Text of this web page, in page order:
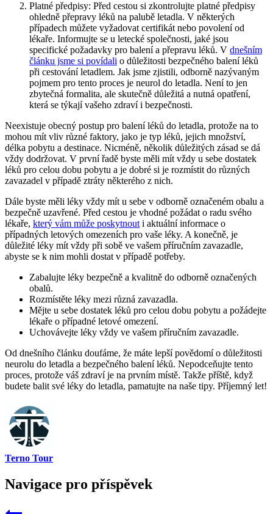
Platné předpisy: Před cestou si zkontrolujte platné předpisy
ohledně přepravy léků na palubě letadla. V některých
případech můžete vyžadovat certifikát nebo povolení od
lékaře. Informujte se u letecké společnosti, jaké jsou
specifické požadavky pro balení a přepravu léků. V dnešním
článku jsme si povídali o důležitosti bezpečného balení léků
při cestování letadlem. Jak jsme zjistili, odborně nazývaným
pojmem pro tento proces je neurol do letadla. Není to jen
zbytečná formalita, ale skutečně důležitá a nutná opatření,
která se týkají vašeho zdraví i bezpečnosti.
Neexistuje obecný postup pro balení léků do letadla, protože na to
mohou mít vliv různé faktory, jako je typ léků, jejich množství,
délka pobytu a destinace. Nicméně, několik důležitých zásad se dá
vždy dodržovat. V první řadě byste měli mít vždy u sebe dostatek
léků pro celou dobu pobytu a je dobré si je rozmístit do různých
zavazadel v případě ztráty některého z nich.
Dále byste měli léky vždy mít u sebe v odborně označeném obalu a
bezpečně uzavřené. Před cestou je vhodné požádat o radu svého
lékaře, který vám může poskytnout i aktuální informace o
případných letových omezeních pro vaše léky. A konečně, je
důležité léky mít vždy při sobě ve vašem příručním zavazadle,
abyste se k nim mohli dostat v případě potřeby.
Zabalujte léky bezpečně a kvalitně do odborně označených
obalů.
Rozmístěte léky mezi různá zavazadla.
Mějte u sebe dostatek léků pro celou dobu pobytu a požádejte
lékaře o případné letové omezení.
Uchovávejte léky vždy ve vašem příručním zavazadle.
Od dnešního článku doufáme, že máte lepší povědomí o důležitosti
neurolu do letadla a bezpečného balení léků. Nepodceňujte tento
proces, protože váš zdraví je na prvním místě. Takže příště, když
budete balit své léky do letadla, pamatujte na naše tipy. Příjemný let!
Terno Tour
Navigace pro příspěvek